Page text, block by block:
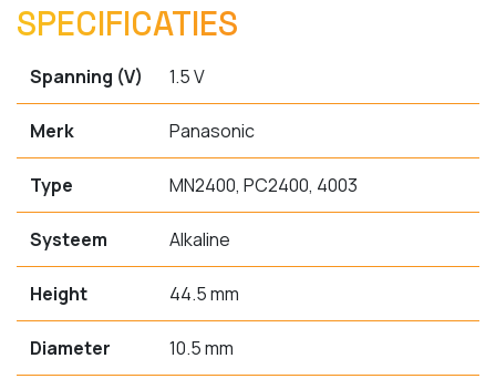
SPECIFICATIES
Spanning (V) 1.5 V
Merk Panasonic
Type MN2400, PC2400, 4003
Systeem Alkaline
Height 44.5 mm
Diameter 10.5 mm